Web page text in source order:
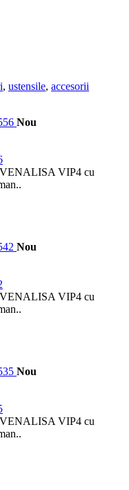
, ustensile, accesorii
Nou
VENALISA VIP4 cu
Nou
VENALISA VIP4 cu
Nou
VENALISA VIP4 cu